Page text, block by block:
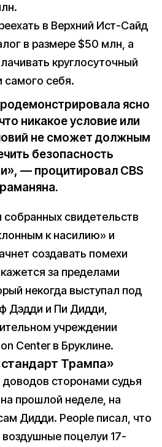
в Верхний Ист-Сайд
в размере $50 млн, а
круглосуточный
самого себя.
ясно
никакое условие или
не сможет должным
безопасность
— процитировал CBS
собранных свидетельств
к насилию» и
создавать помехи
за пределами
некогда выступал под
Дэдди и Пи Дидди,
учреждении
Center в Бруклине.
Трампа»
сторонами судья
прошлой неделе, на
Дидди. People писал, что
воздушные поцелуи 17-